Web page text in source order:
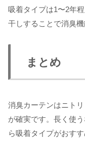
吸着タイプは1〜2年
干しすることで消臭
まとめ
消臭カーテンはニト
が確実です。長く使
ら吸着タイプがおすす